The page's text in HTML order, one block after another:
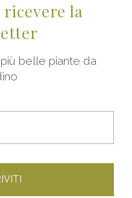
la
belle piante da